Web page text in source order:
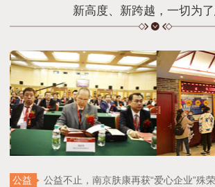
新高度、新跨越，一切为
公益 公益不止，南京肤康再获“爱心企业”殊荣